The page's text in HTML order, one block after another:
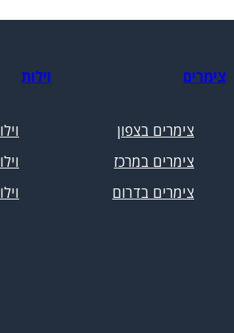
צימרים
צימרים בצפון
צימרים במרכז
צימרים בדרום
וילות